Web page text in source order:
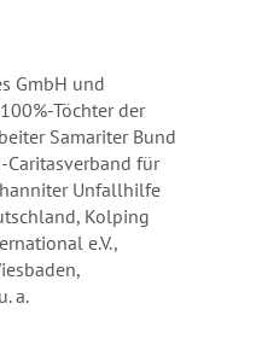
GmbH und
Töchter der
Samariter Bund
Caritasverband für
Unfallhilfe
Kolping
e.V.,
u. a.